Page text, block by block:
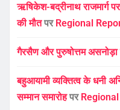
ऋषिकेश-बद्रीनाथ राजमार्ग
की मौतपर Regional
गैरसैण और पुरुषोत्तम
बहुआयामी व्यक्तित्व के धनी
सम्मान समारोहपर